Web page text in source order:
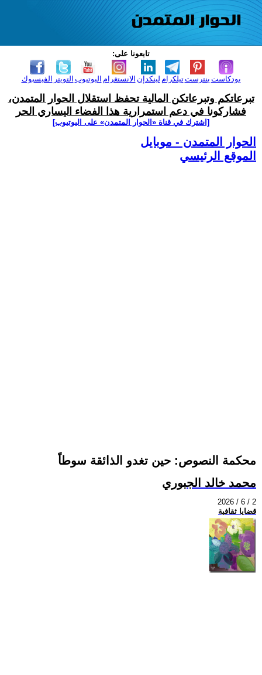
تابعونا على:
الفيسبوك التويتر اليوتيوب الانستغرام لينكدإن تيلكرامبنترست بودكاست
تبرعاتكم وتبرعاتكن المالية تحفظ استقلال الحوار المتمدن،
فشاركونا في دعم استمرارية هذا الفضاء اليساري الحر
[اشترك في قناة ‫«الحوار المتمدن» على اليوتيوب]
الحوار المتمدن - موبايل
الموقع الرئيسي
محكمة النصوص: حين تغدو الذائقة سوطاً
محمد خالد الجبوري
2026 / 6 / 2
قضايا ثقافية